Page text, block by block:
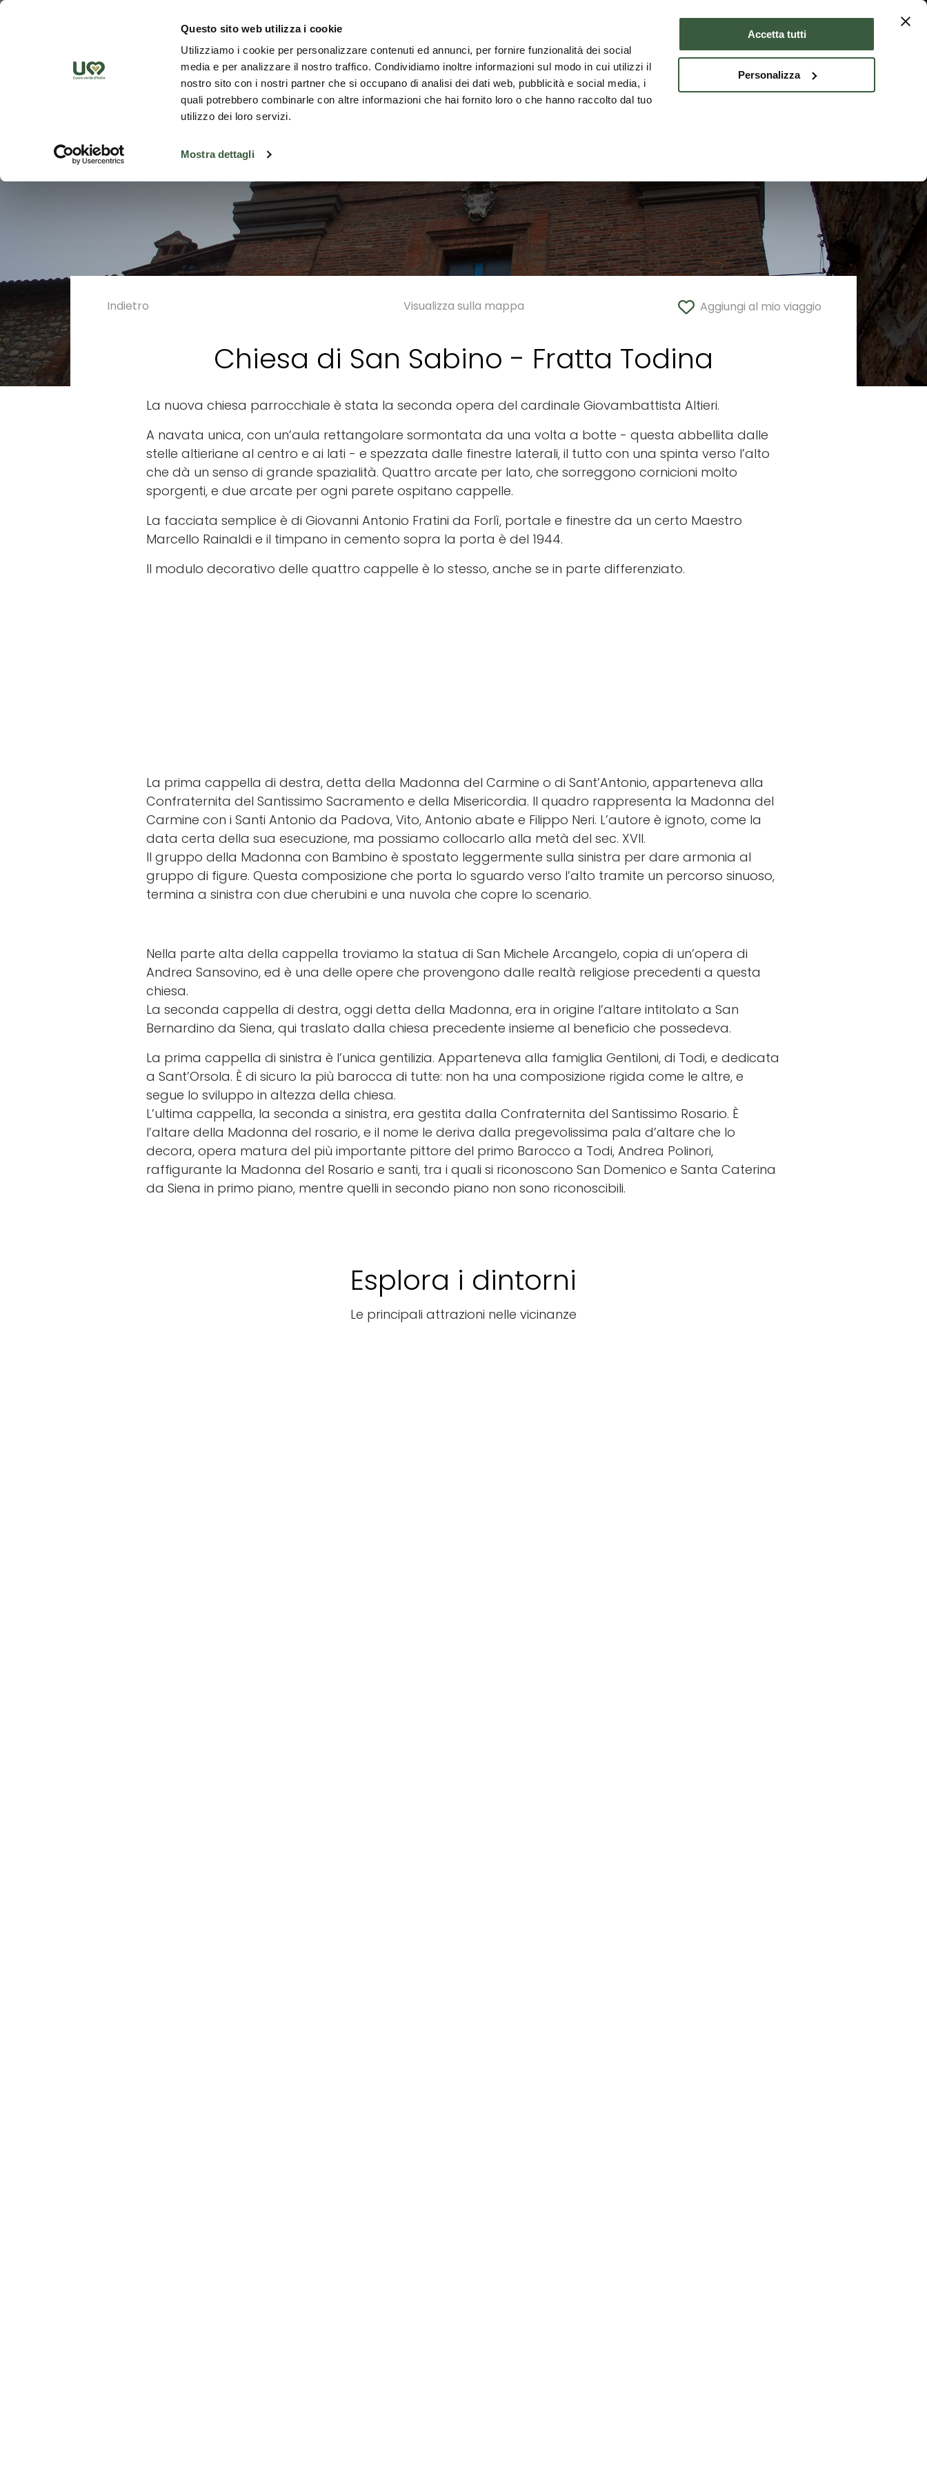
Questo sito web utilizza i cookie
Utilizziamo i cookie per personalizzare contenuti ed annunci, per fornire funzionalità dei social
media e per analizzare il nostro traffico. Condividiamo inoltre informazioni sul modo in cui utilizzi il
nostro sito con i nostri partner che si occupano di analisi dei dati web, pubblicità e social media, i
quali potrebbero combinarle con altre informazioni che hai fornito loro o che hanno raccolto dal tuo
utilizzo dei loro servizi.
Mostra dettagli
Accetta tutti
Personalizza
Scopri il territorio
Indietro Visualizza sulla mappa Aggiungi al mio viaggio
Chiesa di San Sabino - Fratta Todina
La nuova chiesa parrocchiale è stata la seconda opera del cardinale Giovambattista Altieri.
A navata unica, con un’aula rettangolare sormontata da una volta a botte - questa abbellita dalle
stelle altieriane al centro e ai lati - e spezzata dalle finestre laterali, il tutto con una spinta verso l’alto
che dà un senso di grande spazialità. Quattro arcate per lato, che sorreggono cornicioni molto
sporgenti, e due arcate per ogni parete ospitano cappelle.
La facciata semplice è di Giovanni Antonio Fratini da Forlì, portale e finestre da un certo Maestro
Marcello Rainaldi e il timpano in cemento sopra la porta è del 1944.
Il modulo decorativo delle quattro cappelle è lo stesso, anche se in parte differenziato.
La prima cappella di destra, detta della Madonna del Carmine o di Sant’Antonio, apparteneva alla
Confraternita del Santissimo Sacramento e della Misericordia. Il quadro rappresenta la Madonna del
Carmine con i Santi Antonio da Padova, Vito, Antonio abate e Filippo Neri. L’autore è ignoto, come la
data certa della sua esecuzione, ma possiamo collocarlo alla metà del sec. XVII.
Il gruppo della Madonna con Bambino è spostato leggermente sulla sinistra per dare armonia al
gruppo di figure. Questa composizione che porta lo sguardo verso l’alto tramite un percorso sinuoso,
termina a sinistra con due cherubini e una nuvola che copre lo scenario.
Nella parte alta della cappella troviamo la statua di San Michele Arcangelo, copia di un’opera di
Andrea Sansovino, ed è una delle opere che provengono dalle realtà religiose precedenti a questa
chiesa.
La seconda cappella di destra, oggi detta della Madonna, era in origine l’altare intitolato a San
Bernardino da Siena, qui traslato dalla chiesa precedente insieme al beneficio che possedeva.
La prima cappella di sinistra è l’unica gentilizia. Apparteneva alla famiglia Gentiloni, di Todi, e dedicata
a Sant’Orsola. È di sicuro la più barocca di tutte: non ha una composizione rigida come le altre, e
segue lo sviluppo in altezza della chiesa.
L’ultima cappella, la seconda a sinistra, era gestita dalla Confraternita del Santissimo Rosario. È
l’altare della Madonna del rosario, e il nome le deriva dalla pregevolissima pala d’altare che lo
decora, opera matura del più importante pittore del primo Barocco a Todi, Andrea Polinori,
raffigurante la Madonna del Rosario e santi, tra i quali si riconoscono San Domenico e Santa Caterina
da Siena in primo piano, mentre quelli in secondo piano non sono riconoscibili.
Esplora i dintorni
Le principali attrazioni nelle vicinanze